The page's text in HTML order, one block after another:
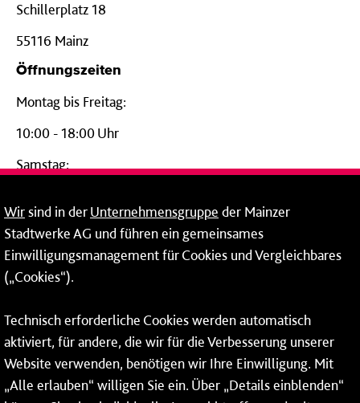
Schillerplatz 18
55116 Mainz
Öffnungszeiten
Montag bis Freitag:
10:00 - 18:00 Uhr
Samstag:
24-Stunden-Telefon*
06131 – 12 77 77
Fax: 06131 – 12 66 66
* Montags bis freitags bis 7 und ab 18 Uhr sowie an
Wochenenden und Feiertagen ganztags werden Ihre
Anrufe je nach Themenauswahl an ein Callcenter des
Wirsind in derUnternehmensgruppe der Mainzer
Stadtwerke AG und führen ein gemeinsames
Einwilligungsmanagement für Cookies und Vergleichbares
(„Cookies“).
Technisch erforderliche Cookies werden automatisch
aktiviert, für andere, die wir für die Verbesserung unserer
Website verwenden, benötigen wir Ihre Einwilligung. Mit
„Alle erlauben“ willigen Sie ein. Über „Details einblenden“